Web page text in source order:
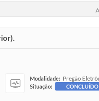
Modalidade: Pregão
Situação: CONCLUÍDO